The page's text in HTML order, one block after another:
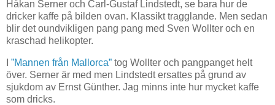
Håkan Serner och Carl-Gustaf Lindstedt, se bara hur de
dricker kaffe på bilden ovan. Klassikt tragglande. Men sedan
blir det oundvikligen pang pang med Sven Wollter och en
kraschad helikopter.
”Mannen från Mallorca” tog Wollter och pangpanget helt
över. Serner är med men Lindstedt ersattes på grund av
sjukdom av Ernst Günther. Jag minns inte hur mycket kaffe
som dricks.